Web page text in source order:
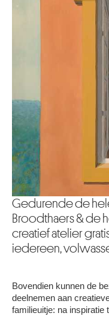
Gedurende de
Broodthaers & de
creatief atelier
iedereen,
Bovendien kunnen de
deelnemen aan
familieuitje: na inspiratie